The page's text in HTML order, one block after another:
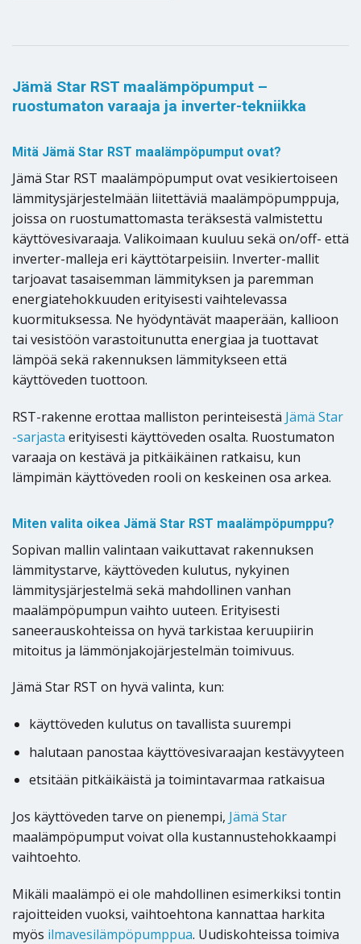
Jämä Star RST maalämpöpumput –
ruostumaton varaaja ja inverter-tekniikka
Mitä Jämä Star RST maalämpöpumput ovat?
Jämä Star RST maalämpöpumput ovat vesikiertoiseen
lämmitysjärjestelmään liitettäviä maalämpöpumppuja,
joissa on ruostumattomasta teräksestä valmistettu
käyttövesivaraaja. Valikoimaan kuuluu sekä on/off- että
inverter-malleja eri käyttötarpeisiin. Inverter-mallit
tarjoavat tasaisemman lämmityksen ja paremman
energiatehokkuuden erityisesti vaihtelevassa
kuormituksessa. Ne hyödyntävät maaperään, kallioon
tai vesistöön varastoitunutta energiaa ja tuottavat
lämpöä sekä rakennuksen lämmitykseen että
käyttöveden tuottoon.
RST-rakenne erottaa malliston perinteisestä Jämä Star
-sarjasta erityisesti käyttöveden osalta. Ruostumaton
varaaja on kestävä ja pitkäikäinen ratkaisu, kun
lämpimän käyttöveden rooli on keskeinen osa arkea.
Miten valita oikea Jämä Star RST maalämpöpumppu?
Sopivan mallin valintaan vaikuttavat rakennuksen
lämmitystarve, käyttöveden kulutus, nykyinen
lämmitysjärjestelmä sekä mahdollinen vanhan
maalämpöpumpun vaihto uuteen. Erityisesti
saneerauskohteissa on hyvä tarkistaa keruupiirin
mitoitus ja lämmönjakojärjestelmän toimivuus.
Jämä Star RST on hyvä valinta, kun:
käyttöveden kulutus on tavallista suurempi
halutaan panostaa käyttövesivaraajan kestävyyteen
etsitään pitkäikäistä ja toimintavarmaa ratkaisua
Jos käyttöveden tarve on pienempi, Jämä Star
maalämpöpumput voivat olla kustannustehokkaampi
vaihtoehto.
Mikäli maalämpö ei ole mahdollinen esimerkiksi tontin
rajoitteiden vuoksi, vaihtoehtona kannattaa harkita
myös ilmavesilämpöpumppua. Uudiskohteissa toimiva